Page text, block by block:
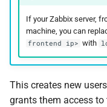
If your Zabbix server,
machine, you can
frontend ip> with
This creates new users
grants them access